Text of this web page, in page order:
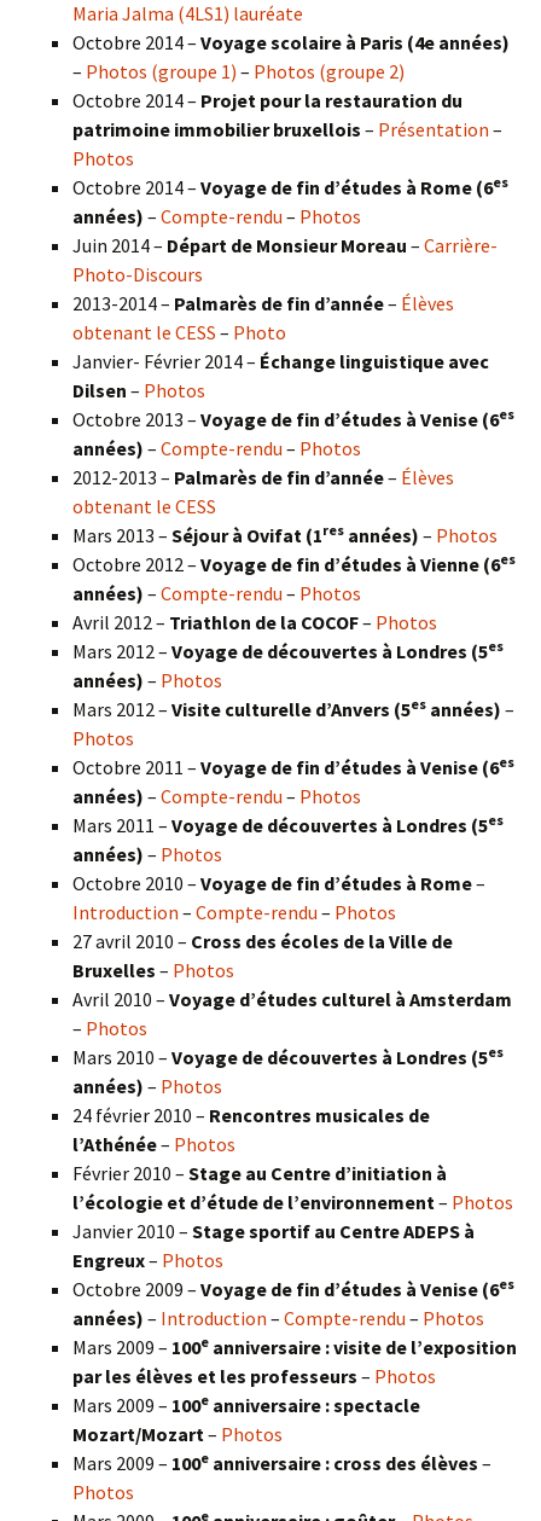
Maria Jalma (4LS1) lauréate
Octobre 2014 – Voyage scolaire à Paris (4e années)
– Photos (groupe 1) – Photos (groupe 2)
Octobre 2014 – Projet pour la restauration du
patrimoine immobilier bruxellois – Présentation –
Photos
Octobre 2014 – Voyage de fin d’études à Rome (6es
années) – Compte-rendu – Photos
Juin 2014 – Départ de Monsieur Moreau – Carrière-
Photo-Discours
2013-2014 – Palmarès de fin d’année– Élèves
obtenant le CESS – Photo
Janvier- Février 2014 – Échange linguistique avec
Dilsen – Photos
Octobre 2013 – Voyage de fin d’études à Venise (6es
années) – Compte-rendu – Photos
2012-2013 – Palmarès de fin d’année– Élèves
obtenant le CESS
Mars 2013 – Séjour à Ovifat (1res années) – Photos
Octobre 2012 – Voyage de fin d’études à Vienne (6es
années) – Compte-rendu – Photos
Avril 2012 – Triathlon de la COCOF– Photos
Mars 2012 – Voyage de découvertes à Londres (5es
années) – Photos
Mars 2012 – Visite culturelle d’Anvers (5es années) –
Photos
Octobre 2011 – Voyage de fin d’études à Venise (6es
années) – Compte-rendu – Photos
Mars 2011 – Voyage de découvertes à Londres (5es
années) – Photos
Octobre 2010 – Voyage de fin d’études à Rome–
Introduction – Compte-rendu – Photos
27 avril 2010 – Cross des écoles de la Ville de
Bruxelles – Photos
Avril 2010 – Voyage d’études culturel à Amsterdam
– Photos
Mars 2010 – Voyage de découvertes à Londres (5es
années) – Photos
24 février 2010 – Rencontres musicales de
l’Athénée– Photos
Février 2010 – Stage au Centre d’initiation à
l’écologie et d’étude de l’environnement– Photos
Janvier 2010 – Stage sportif au Centre ADEPS à
Engreux– Photos
Octobre 2009 – Voyage de fin d’études à Venise (6es
années) – Introduction – Compte-rendu – Photos
Mars 2009 – 100e anniversaire : visite de l’exposition
par les élèves et les professeurs – Photos
Mars 2009 – 100e anniversaire : spectacle
Mozart/Mozart– Photos
Mars 2009 – 100e anniversaire : cross des élèves –
Photos
e